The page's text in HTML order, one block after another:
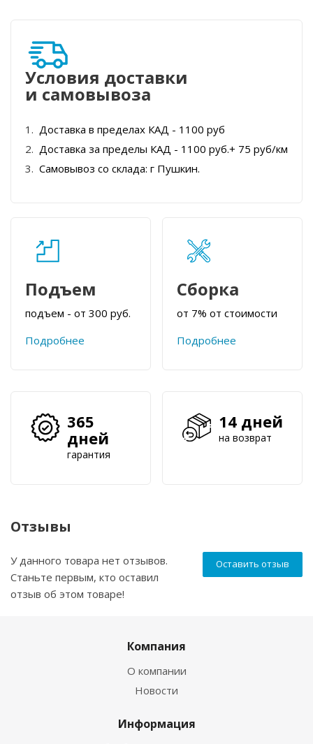
Условия доставки
и самовывоза
Доставка в пределах КАД - 1100 руб
Доставка за пределы КАД - 1100 руб.+ 75 руб/км
Самовывоз со склада: г Пушкин.
Подъем
подъем - от 300 руб.
Подробнее
Сборка
от 7% от стоимости
Подробнее
365
дней
гарантия
14 дней
на возврат
Отзывы
Оставить отзыв
У данного товара нет отзывов.
Станьте первым, кто оставил
отзыв об этом товаре!
Компания
О компании
Новости
Информация